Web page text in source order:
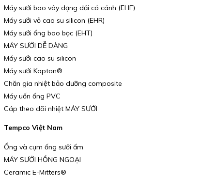
Máy sưởi bao vây dạng dải có cánh (EHF)
Máy sưởi vỏ cao su silicon (EHR)
Máy sưởi ống bao bọc (EHT)
MÁY SƯỞI DỄ DÀNG
Máy sưởi cao su silicon
Máy sưởi Kapton®
Chăn gia nhiệt bảo dưỡng composite
Máy uốn ống PVC
Cáp theo dõi nhiệt MÁY SƯỞI
Tempco Việt Nam
Ống và cụm ống sưởi ấm
MÁY SƯỞI HỒNG NGOẠI
Ceramic E-Mitters®